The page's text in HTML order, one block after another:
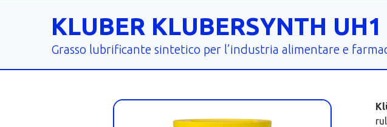
KLUBER KLUBERSYNTH
Grasso lubrificante sintetico per l’industria alimentare e